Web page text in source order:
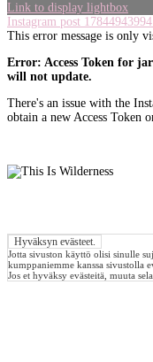
Link to display lightbox
Instagram post
This error message is only
Error: Access Token for
will not update.
There's an issue with the
obtain a new Access Token
Jotta sivuston käyttö olisi sinulle
kumppaniemme kanssa sivustolla
Jos et hyväksy evästeitä, muuta